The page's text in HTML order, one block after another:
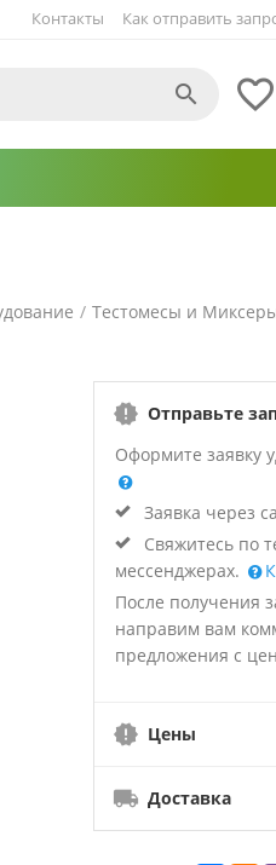
Как отправить
Контакты


/ Тестомесы и
Отправьте
Оформите заявку
Заявка через
Свяжитесь по
мессенджерах.
После получения
направим вам
предложения с
Цены
Доставка